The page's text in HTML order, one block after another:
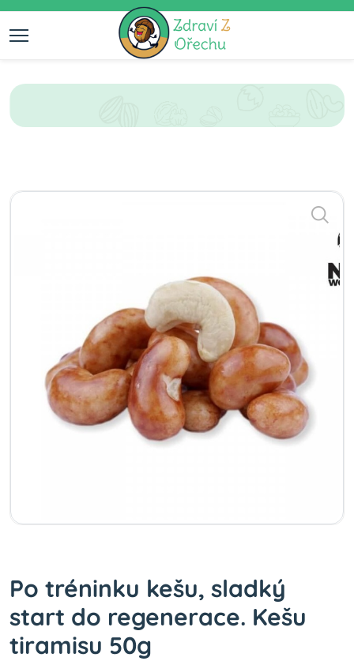
Po tréninku kešu, sladký
start do regenerace. Kešu
tiramisu 50g